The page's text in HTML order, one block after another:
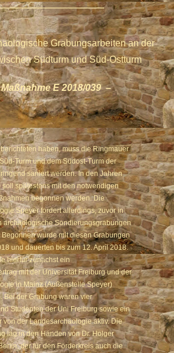
Grabungsarbeiten an der
Südturm und Süd-Ostturm
E 2018/039 –
haben, muss die Ringmauer
Turm und dem Südost-Turm der
saniert werden. In den Jahren
spätestens mit den notwendigen
begonnen werden. Die
Speyer fordert allerdings, zuvor in
archäologische Sondierungsgrabungen
wurde mit diesen Grabungen
und dauerten bis zum 12. April 2018.
hierfür zunächst ein
mit der Universität Freiburg und der
in Mainz (Außenstelle Speyer)
Bei der Grabung waren vier
Studenten der Uni Freiburg sowie ein
von der Landesarchäologie aktiv. Die
lag in den Händen von Dr. Holger
der für den Förderkreis auch die